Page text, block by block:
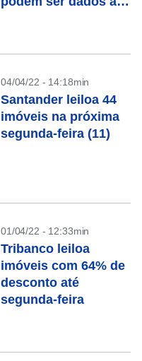
04/04/22 - 14:18min
Santander leiloa 44
imóveis na próxima
segunda-feira (11)
01/04/22 - 12:33min
Tribanco leiloa
imóveis com 64% de
desconto até
segunda-feira